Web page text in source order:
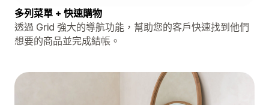
多列菜單 + 快速購物
透過 Grid 強大的導航功能，幫助您的客戶快速找到他們
想要的商品並完成結帳。